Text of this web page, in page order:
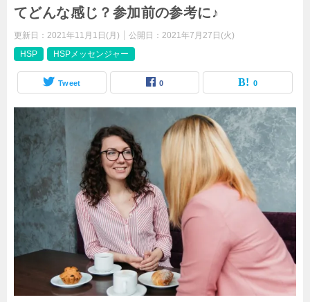
てどんな感じ？参加前の参考に♪
更新日： 2021年11月1日(月) 公開日： 2021年7月27日(火)
HSP
HSPメッセンジャー
Tweet 0 0